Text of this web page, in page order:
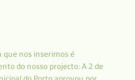
que nos inserimos é
do nosso projecto: A 2 de